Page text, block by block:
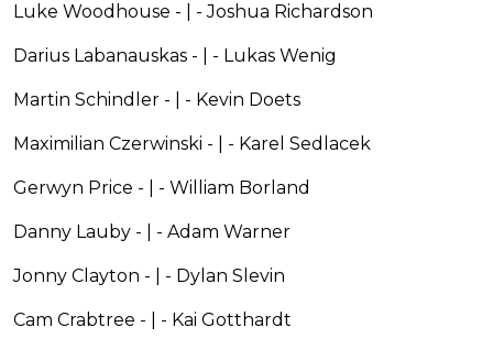
Luke Woodhouse - | - Joshua Richardson
Darius Labanauskas - | - Lukas Wenig
Martin Schindler - | - Kevin Doets
Maximilian Czerwinski - | - Karel Sedlacek
Gerwyn Price - | - William Borland
Danny Lauby - | - Adam Warner
Jonny Clayton - | - Dylan Slevin
Cam Crabtree - | - Kai Gotthardt